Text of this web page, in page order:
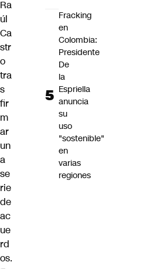
Ra
úl
Ca
str
o
tra
s
fir
m
ar
un
a
se
rie
de
ac
ue
rd
os.
Fracking
en
Colombia:
Presidente
De
la
Espriella
anuncia
su
uso
"sostenible"
en
varias
regiones